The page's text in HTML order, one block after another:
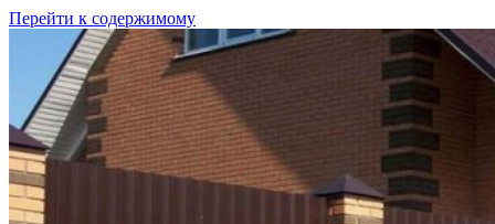
Перейти к содержимому